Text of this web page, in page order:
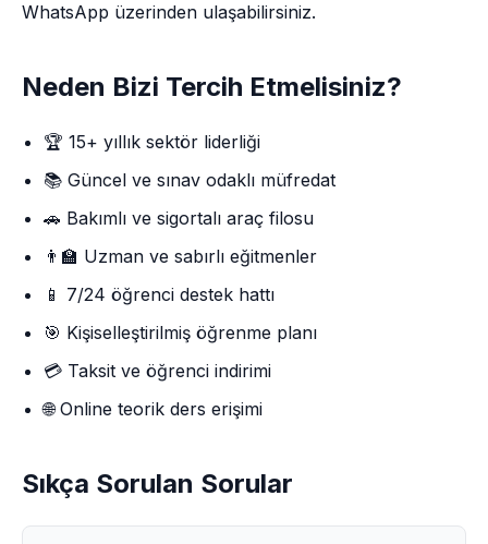
WhatsApp üzerinden ulaşabilirsiniz.
Neden Bizi Tercih Etmelisiniz?
🏆 15+ yıllık sektör liderliği
📚 Güncel ve sınav odaklı müfredat
🚗 Bakımlı ve sigortalı araç filosu
👨‍🏫 Uzman ve sabırlı eğitmenler
📱 7/24 öğrenci destek hattı
🎯 Kişiselleştirilmiş öğrenme planı
💳 Taksit ve öğrenci indirimi
🌐 Online teorik ders erişimi
Sıkça Sorulan Sorular